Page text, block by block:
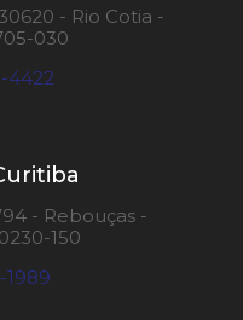
- Rio Cotia -
030
4422
- Rebouças -
150
1989